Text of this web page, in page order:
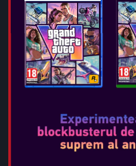
GAME OVERVIEW
Resident Evil™ Requiem, al nouălea
joc de până acum din emblematica
PlayStation®5, Nintendo Switch™ 2,
PC prin Steam și Epic Games Store.
și valorificând întreaga putere a
Resident Evil Requiem oferă un